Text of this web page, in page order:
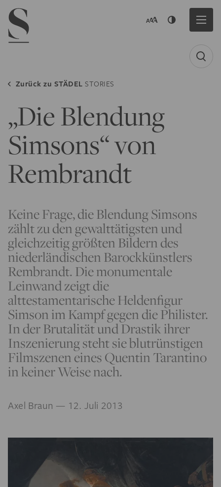
Navigation menu
Zurück zu STÄDEL STORIES
„Die Blendung
Simsons“ von
Rembrandt
Keine Frage, die Blendung Simsons
zählt zu den gewalttätigsten und
gleichzeitig größten Bildern des
niederländischen Barockkünstlers
Rembrandt. Die monumentale
Leinwand zeigt die
alttestamentarische Heldenfigur
Simson im Kampf gegen die Philister.
In der Brutalität und Drastik ihrer
Inszenierung steht sie blutrünstigen
Filmszenen eines Quentin Tarantino
in keiner Weise nach.
Axel Braun — 12. Juli 2013